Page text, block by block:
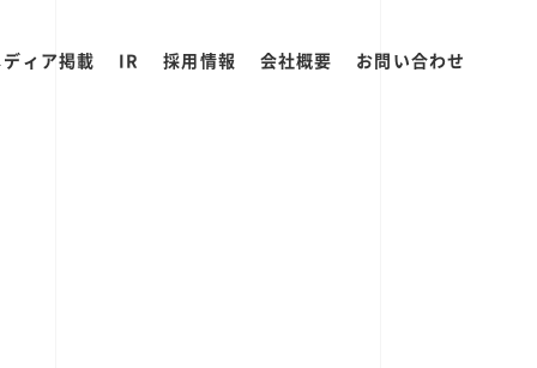
ィア掲載 IR 採用情報 会社概要 お問い合わせ